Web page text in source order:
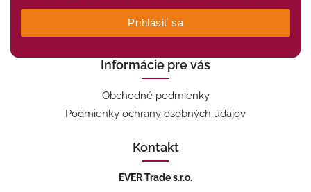
Prihlásiť sa
Informácie pre vás
Obchodné podmienky
Podmienky ochrany osobných údajov
Kontakt
EVER Trade s.r.o.